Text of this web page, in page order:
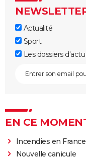
Actualité
Sport
Les dossiers d'actu
EN CE
Incendies en France
Nouvelle canicule